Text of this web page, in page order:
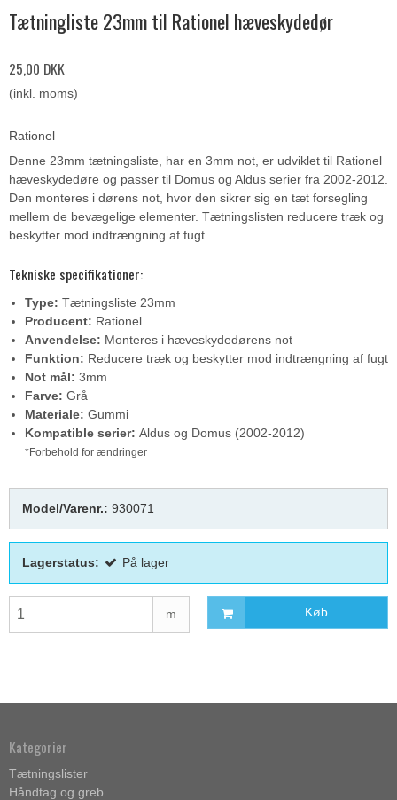
Tætningliste 23mm til Rationel hæveskydedør
25,00 DKK
(inkl. moms)
Rationel
Denne 23mm tætningsliste, har en 3mm not, er udviklet til Rationel
hæveskydedøre og passer til Domus og Aldus serier fra 2002-2012.
Den monteres i dørens not, hvor den sikrer sig en tæt forsegling
mellem de bevægelige elementer. Tætningslisten reducere træk og
beskytter mod indtrængning af fugt.
Tekniske specifikationer:
Type: Tætningsliste 23mm
Producent: Rationel
Anvendelse: Monteres i hæveskydedørens not
Funktion: Reducere træk og beskytter mod indtrængning af fugt
Not mål: 3mm
Farve: Grå
Materiale: Gummi
Kompatible serier: Aldus og Domus (2002-2012)
*Forbehold for ændringer
Model/Varenr.: 930071
Lagerstatus: På lager
m Køb
Kategorier
Tætningslister
Håndtag og greb